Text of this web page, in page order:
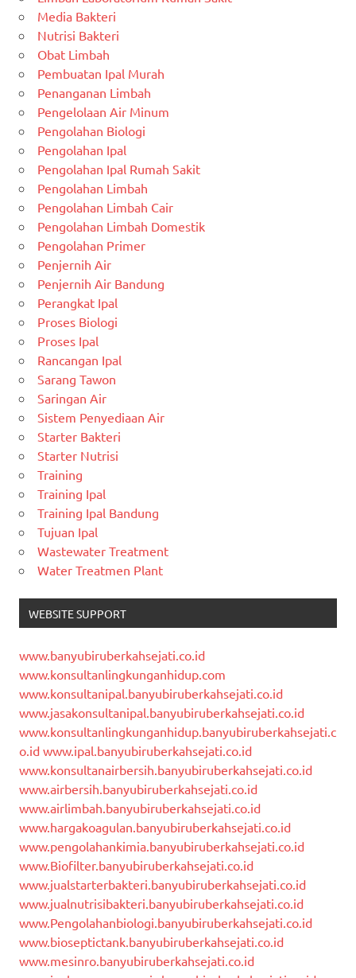
Media Bakteri
Nutrisi Bakteri
Obat Limbah
Pembuatan Ipal Murah
Penanganan Limbah
Pengelolaan Air Minum
Pengolahan Biologi
Pengolahan Ipal
Pengolahan Ipal Rumah Sakit
Pengolahan Limbah
Pengolahan Limbah Cair
Pengolahan Limbah Domestik
Pengolahan Primer
Penjernih Air
Penjernih Air Bandung
Perangkat Ipal
Proses Biologi
Proses Ipal
Rancangan Ipal
Sarang Tawon
Saringan Air
Sistem Penyediaan Air
Starter Bakteri
Starter Nutrisi
Training
Training Ipal
Training Ipal Bandung
Tujuan Ipal
Wastewater Treatment
Water Treatmen Plant
WEBSITE SUPPORT
www.banyubiruberkahsejati.co.id
www.konsultanlingkunganhidup.com
www.konsultanipal.banyubiruberkahsejati.co.id
www.jasakonsultanipal.banyubiruberkahsejati.co.id
www.konsultanlingkunganhidup.banyubiruberkahsejati.c
o.id www.ipal.banyubiruberkahsejati.co.id
www.konsultanairbersih.banyubiruberkahsejati.co.id
www.airbersih.banyubiruberkahsejati.co.id
www.airlimbah.banyubiruberkahsejati.co.id
www.hargakoagulan.banyubiruberkahsejati.co.id
www.pengolahankimia.banyubiruberkahsejati.co.id
www.Biofilter.banyubiruberkahsejati.co.id
www.jualstarterbakteri.banyubiruberkahsejati.co.id
www.jualnutrisibakteri.banyubiruberkahsejati.co.id
www.Pengolahanbiologi.banyubiruberkahsejati.co.id
www.bioseptictank.banyubiruberkahsejati.co.id
www.mesinro.banyubiruberkahsejati.co.id